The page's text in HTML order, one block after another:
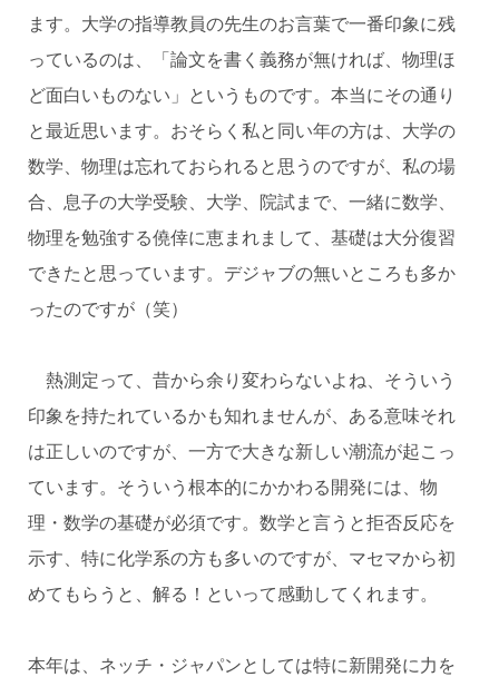
ます。大学の指導教員の先生のお言葉で一番印象に残
っているのは、「論文を書く義務が無ければ、物理ほ
ど面白いものない」というものです。本当にその通り
と最近思います。おそらく私と同い年の方は、大学の
数学、物理は忘れておられると思うのですが、私の場
合、息子の大学受験、大学、院試まで、一緒に数学、
物理を勉強する僥倖に恵まれまして、基礎は大分復習
できたと思っています。デジャブの無いところも多か
ったのですが（笑）
熱測定って、昔から余り変わらないよね、そういう
印象を持たれているかも知れませんが、ある意味それ
は正しいのですが、一方で大きな新しい潮流が起こっ
ています。そういう根本的にかかわる開発には、物
理・数学の基礎が必須です。数学と言うと拒否反応を
示す、特に化学系の方も多いのですが、マセマから初
めてもらうと、解る！といって感動してくれます。
本年は、ネッチ・ジャパンとしては特に新開発に力を